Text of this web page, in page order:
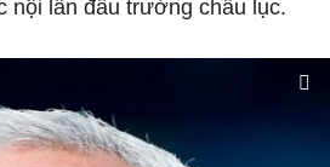
nội lẫn đấu trường châu lục.